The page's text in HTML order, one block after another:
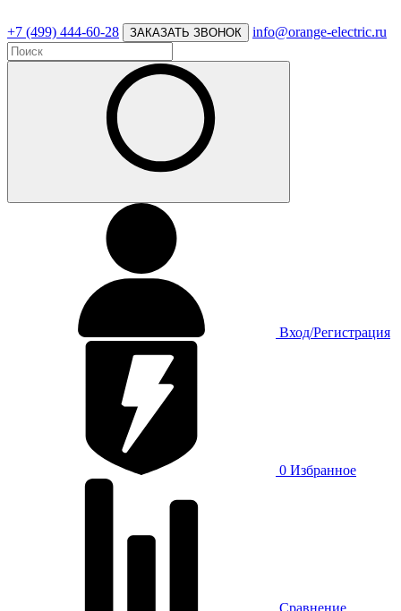
+7 (499) 444-60-28 ЗАКАЗАТЬ ЗВОНОК info@orange-electric.ru
Вход/Регистрация
0 Избранное
Сравнение